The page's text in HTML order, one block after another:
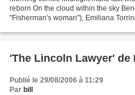
reborn On the cloud within the sky
"Fisherman's woman"), Emiliana
'The Lincoln Lawyer' de
Publié le 29/08/2006 à 11:29
Par bill